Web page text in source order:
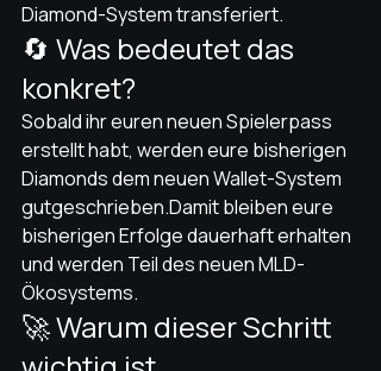
Diamond-System transferiert.
🔄 Was bedeutet das
konkret?
Sobald ihr euren neuen Spielerpass
erstellt habt, werden eure bisherigen
Diamonds dem neuen Wallet-System
gutgeschrieben.Damit bleiben eure
bisherigen Erfolge dauerhaft erhalten
und werden Teil des neuen MLD-
Ökosystems.
🚀 Warum dieser Schritt